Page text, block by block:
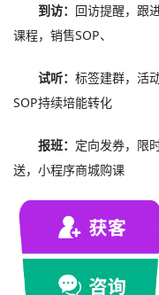
到访： 回访提醒，跟
课程，销售SOP、
试听：标签建群，活
SOP持续培能转化
报班： 定向发券，限
送，小程序商城购课